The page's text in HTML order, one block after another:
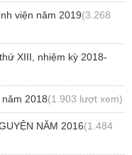
viện năm 2019(3.268
XIII, nhiệm kỳ 2018-
2018(1.903 lượt xem)
NĂM 2016(1.484